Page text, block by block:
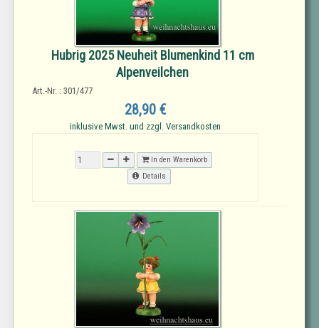
Hubrig 2025 Neuheit Blumenkind 11 cm
Alpenveilchen
Art.-Nr. : 301/477
28,90 €
inklusive Mwst. und zzgl. Versandkosten
In den Warenkorb
Details